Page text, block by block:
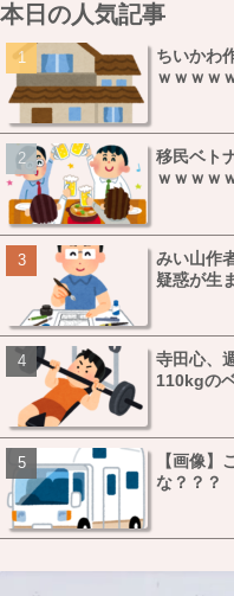
本日の人気記事
ちいかわ
ｗｗｗｗ
移民ベト
ｗｗｗｗ
みい山作
疑惑が生
寺田心、
110kgの
【画像】
な？？？